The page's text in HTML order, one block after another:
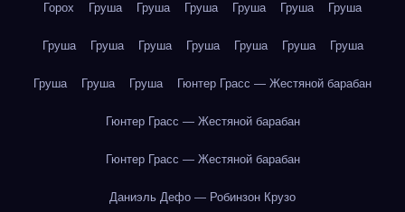
Горох Груша Груша Груша Груша Груша Груша
Груша Груша Груша Груша Груша Груша Груша
Груша Груша Груша Гюнтер Грасс — Жестяной барабан
Гюнтер Грасс — Жестяной барабан
Гюнтер Грасс — Жестяной барабан
Даниэль Дефо — Робинзон Крузо